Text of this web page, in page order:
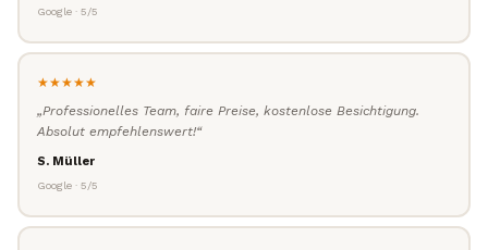
Google · 5/5
★★★★★
„Professionelles Team, faire Preise, kostenlose Besichtigung.
Absolut empfehlenswert!“
S. Müller
Google · 5/5